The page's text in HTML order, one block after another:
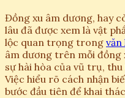
Đồng xu âm dương, hay
lâu đã được xem là vật
lộc quan trọng trong văn
âm dương trên mỗi đồng
sự hài hòa của vũ trụ,
Việc hiểu rõ cách nhận
bước đầu tiên để khai